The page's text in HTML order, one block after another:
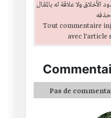
ولا علاقة له بالمقال
Tout commentaire
avec l'article